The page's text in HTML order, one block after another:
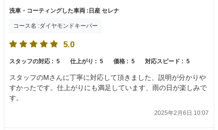
洗車・コーティングした車両 :日産 セレナ
コース名 :ダイヤモンドキーパー
5.0
スタッフの対応 : 5 仕上がり : 5 価格 : 5 対応スピード : 5
スタッフのMさんに丁寧に対応して頂きました、説明が分かりや
すかったです。仕上がりにも満足しています、雨の日が楽しみで
す。
2025年2月6日 10:07